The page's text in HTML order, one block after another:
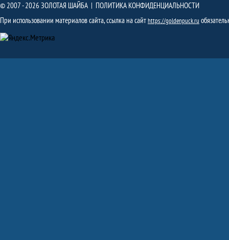
© 2007 - 2026 ЗОЛОТАЯ ШАЙБА | ПОЛИТИКА КОНФИДЕНЦИАЛЬНОСТИ
При использовании материалов сайта, ссылка на сайтhttps://goldenpuck.ru